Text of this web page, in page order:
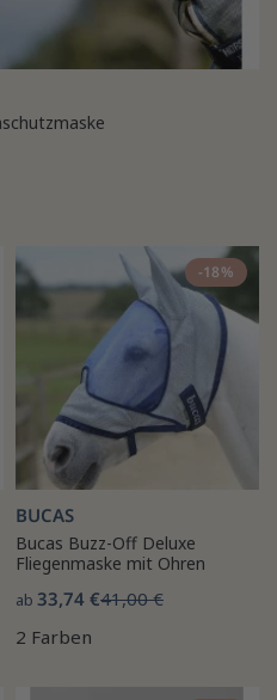
-18%
BUCAS
Bucas Buzz-Off Deluxe
Fliegenmaske mit Ohren
ab 33,74 €41,00 €
2 Farben